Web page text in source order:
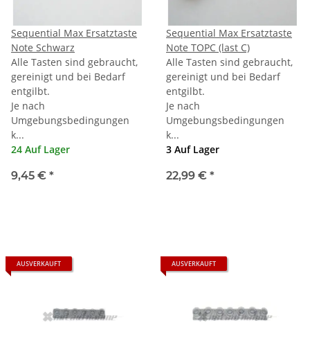
Sequential Max Ersatztaste
Note Schwarz
Alle Tasten sind gebraucht,
gereinigt und bei Bedarf
entgilbt.
Je nach
Umgebungsbedingungen
k...
24 Auf Lager
9,45 € *
Sequential Max Ersatztaste
Note TOPC (last C)
Alle Tasten sind gebraucht,
gereinigt und bei Bedarf
entgilbt.
Je nach
Umgebungsbedingungen
k...
3 Auf Lager
22,99 € *
AUSVERKAUFT AUSVERKAUFT